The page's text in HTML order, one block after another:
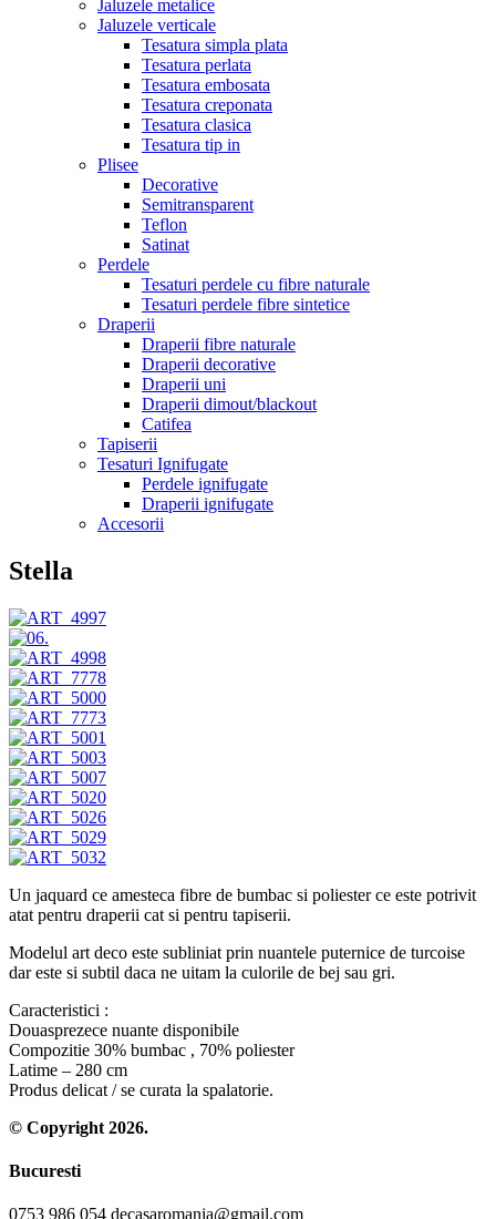
Jaluzele metalice
Jaluzele verticale
Tesatura simpla plata
Tesatura perlata
Tesatura embosata
Tesatura creponata
Tesatura clasica
Tesatura tip in
Plisee
Decorative
Semitransparent
Teflon
Satinat
Perdele
Tesaturi perdele cu fibre naturale
Tesaturi perdele fibre sintetice
Draperii
Draperii fibre naturale
Draperii decorative
Draperii uni
Draperii dimout/blackout
Catifea
Tapiserii
Tesaturi Ignifugate
Perdele ignifugate
Draperii ignifugate
Accesorii
Stella
Un jaquard ce amesteca fibre de bumbac si poliester ce este potrivit
atat pentru draperii cat si pentru tapiserii.
Modelul art deco este subliniat prin nuantele puternice de turcoise
dar este si subtil daca ne uitam la culorile de bej sau gri.
Caracteristici :
Douasprezece nuante disponibile
Compozitie 30% bumbac , 70% poliester
Latime – 280 cm
Produs delicat / se curata la spalatorie.
© Copyright 2026.
Bucuresti
0753 986 054 decasaromania@gmail.com